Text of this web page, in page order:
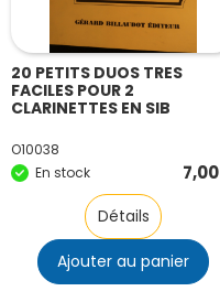
20 PETITS DUOS TRES
FACILES POUR 2
CLARINETTES EN SIB
O10038
En stock
7,00
Détails
Ajouter au panier